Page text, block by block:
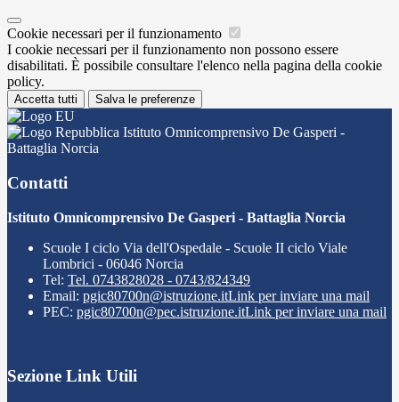
Cookie necessari per il funzionamento
I cookie necessari per il funzionamento non possono essere
disabilitati. È possibile consultare l'elenco nella pagina della cookie
policy.
Accetta tutti Salva le preferenze
Istituto Omnicomprensivo De Gasperi -
Battaglia Norcia
Contatti
Istituto Omnicomprensivo De Gasperi - Battaglia Norcia
Scuole I ciclo Via dell'Ospedale - Scuole II ciclo Viale
Lombrici - 06046 Norcia
Tel: Tel. 0743828028 - 0743/824349
Email: pgic80700n@istruzione.itLink per inviare una mail
PEC: pgic80700n@pec.istruzione.itLink per inviare una mail
Sezione Link Utili